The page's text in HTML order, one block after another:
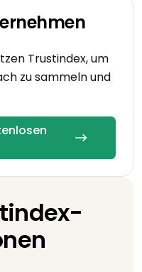
Trustindex, um
zu sammeln und